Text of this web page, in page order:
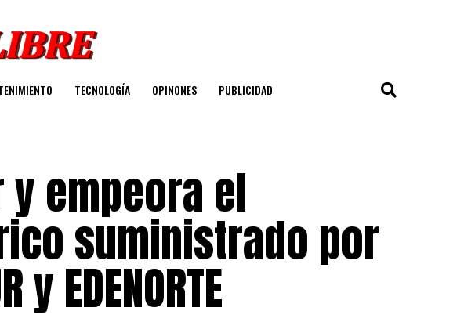
TECNOLOGÍA OPINONES PUBLICIDAD
empeora el
suministrado por
y EDENORTE